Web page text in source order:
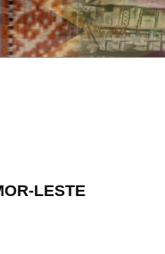
LESTE